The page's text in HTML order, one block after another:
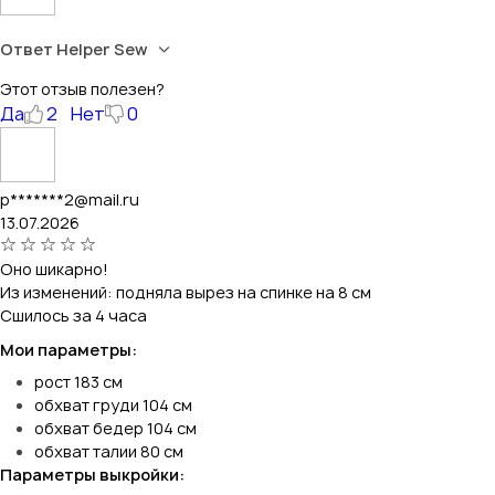
Ответ Helper Sew
Этот отзыв полезен?
Да 2 Нет 0
p*******2@mail.ru
13.07.2026
Оно шикарно!
Из изменений: подняла вырез на спинке на 8 см
Сшилось за 4 часа
Мои параметры:
рост 183 см
обхват груди 104 см
обхват бедер 104 см
обхват талии 80 см
Параметры выкройки: